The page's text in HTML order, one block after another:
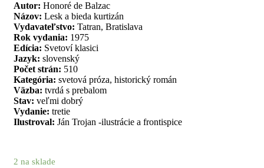
Autor: Honoré de Balzac
Názov: Lesk a bieda kurtizán
Vydavateľstvo: Tatran, Bratislava
Rok vydania: 1975
Edícia: Svetoví klasici
Jazyk: slovenský
Počet strán: 510
Kategória: svetová próza, historický román
Väzba: tvrdá s prebalom
Stav: veľmi dobrý
Vydanie: tretie
Ilustroval: Ján Trojan -ilustrácie a frontispice
2 na sklade